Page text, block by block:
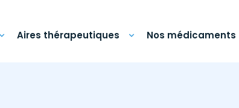
Aires thérapeutiques Nos médicaments